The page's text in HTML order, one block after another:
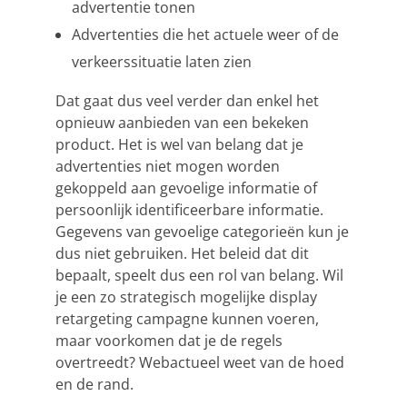
advertentie tonen
Advertenties die het actuele weer of de
verkeerssituatie laten zien
Dat gaat dus veel verder dan enkel het
opnieuw aanbieden van een bekeken
product. Het is wel van belang dat je
advertenties niet mogen worden
gekoppeld aan gevoelige informatie of
persoonlijk identificeerbare informatie.
Gegevens van gevoelige categorieën kun je
dus niet gebruiken. Het beleid dat dit
bepaalt, speelt dus een rol van belang. Wil
je een zo strategisch mogelijke display
retargeting campagne kunnen voeren,
maar voorkomen dat je de regels
overtreedt? Webactueel weet van de hoed
en de rand.